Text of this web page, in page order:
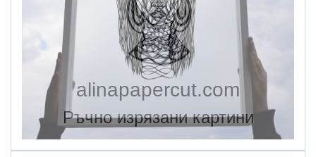
alinapapercut.com
Ръчно изрязани картини